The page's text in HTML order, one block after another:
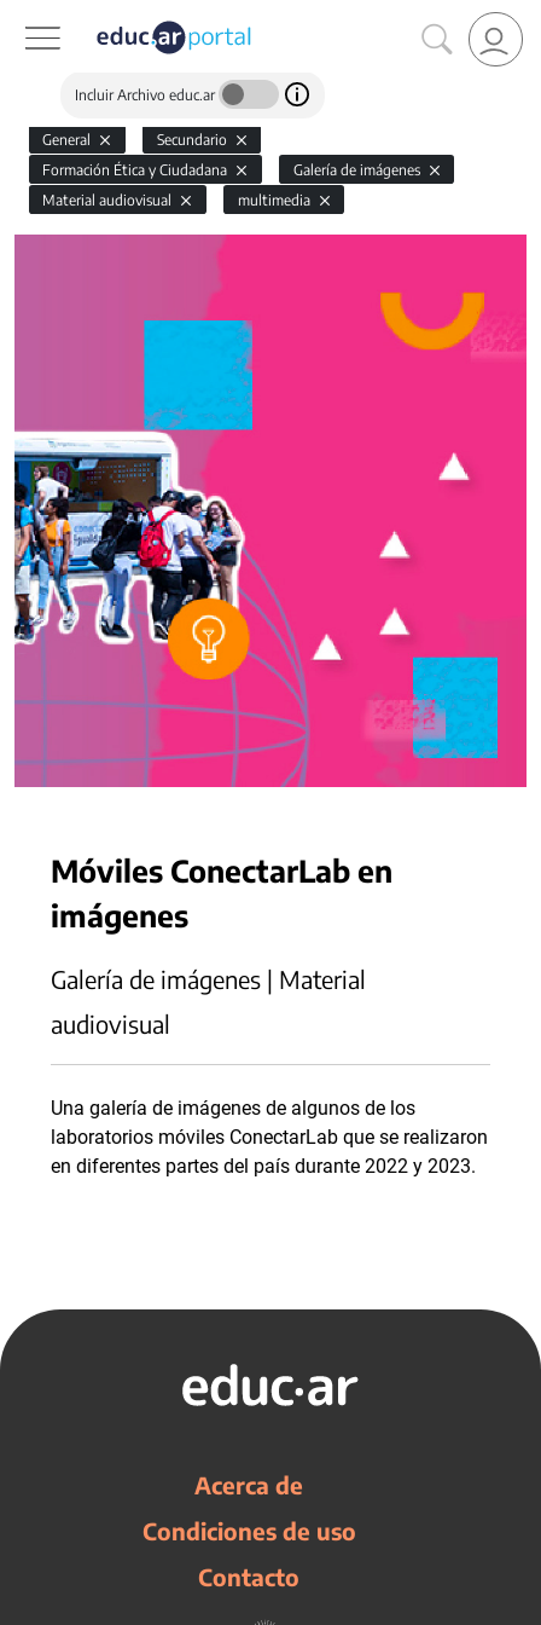
Incluir Archivo educ.ar
General
Secundario
Formación Ética y Ciudadana
Galería de imágenes
Material audiovisual
multimedia
Móviles ConectarLab en
imágenes
Galería de imágenes | Material
audiovisual
Una galería de imágenes de algunos de los
laboratorios móviles ConectarLab que se realizaron
en diferentes partes del país durante 2022 y 2023.
Acerca de
Condiciones de uso
Contacto